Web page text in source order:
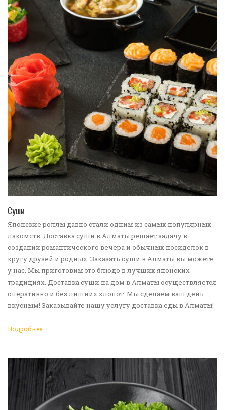
Суши
Японские роллы давно стали одним из самых популярных
лакомств. Доставка суши в Алматы решает задачу в
создании романтического вечера и обычных посиделок в
кругу друзей и родных. Заказать суши в Алматы вы можете
у нас. Мы приготовим это блюдо в лучших японских
традициях. Доставка суши на дом в Алматы осуществляется
оперативно и без лишних хлопот. Мы сделаем ваш день
вкусным! Заказывайте нашу услугу доставка еды в Алматы!
Подробнее